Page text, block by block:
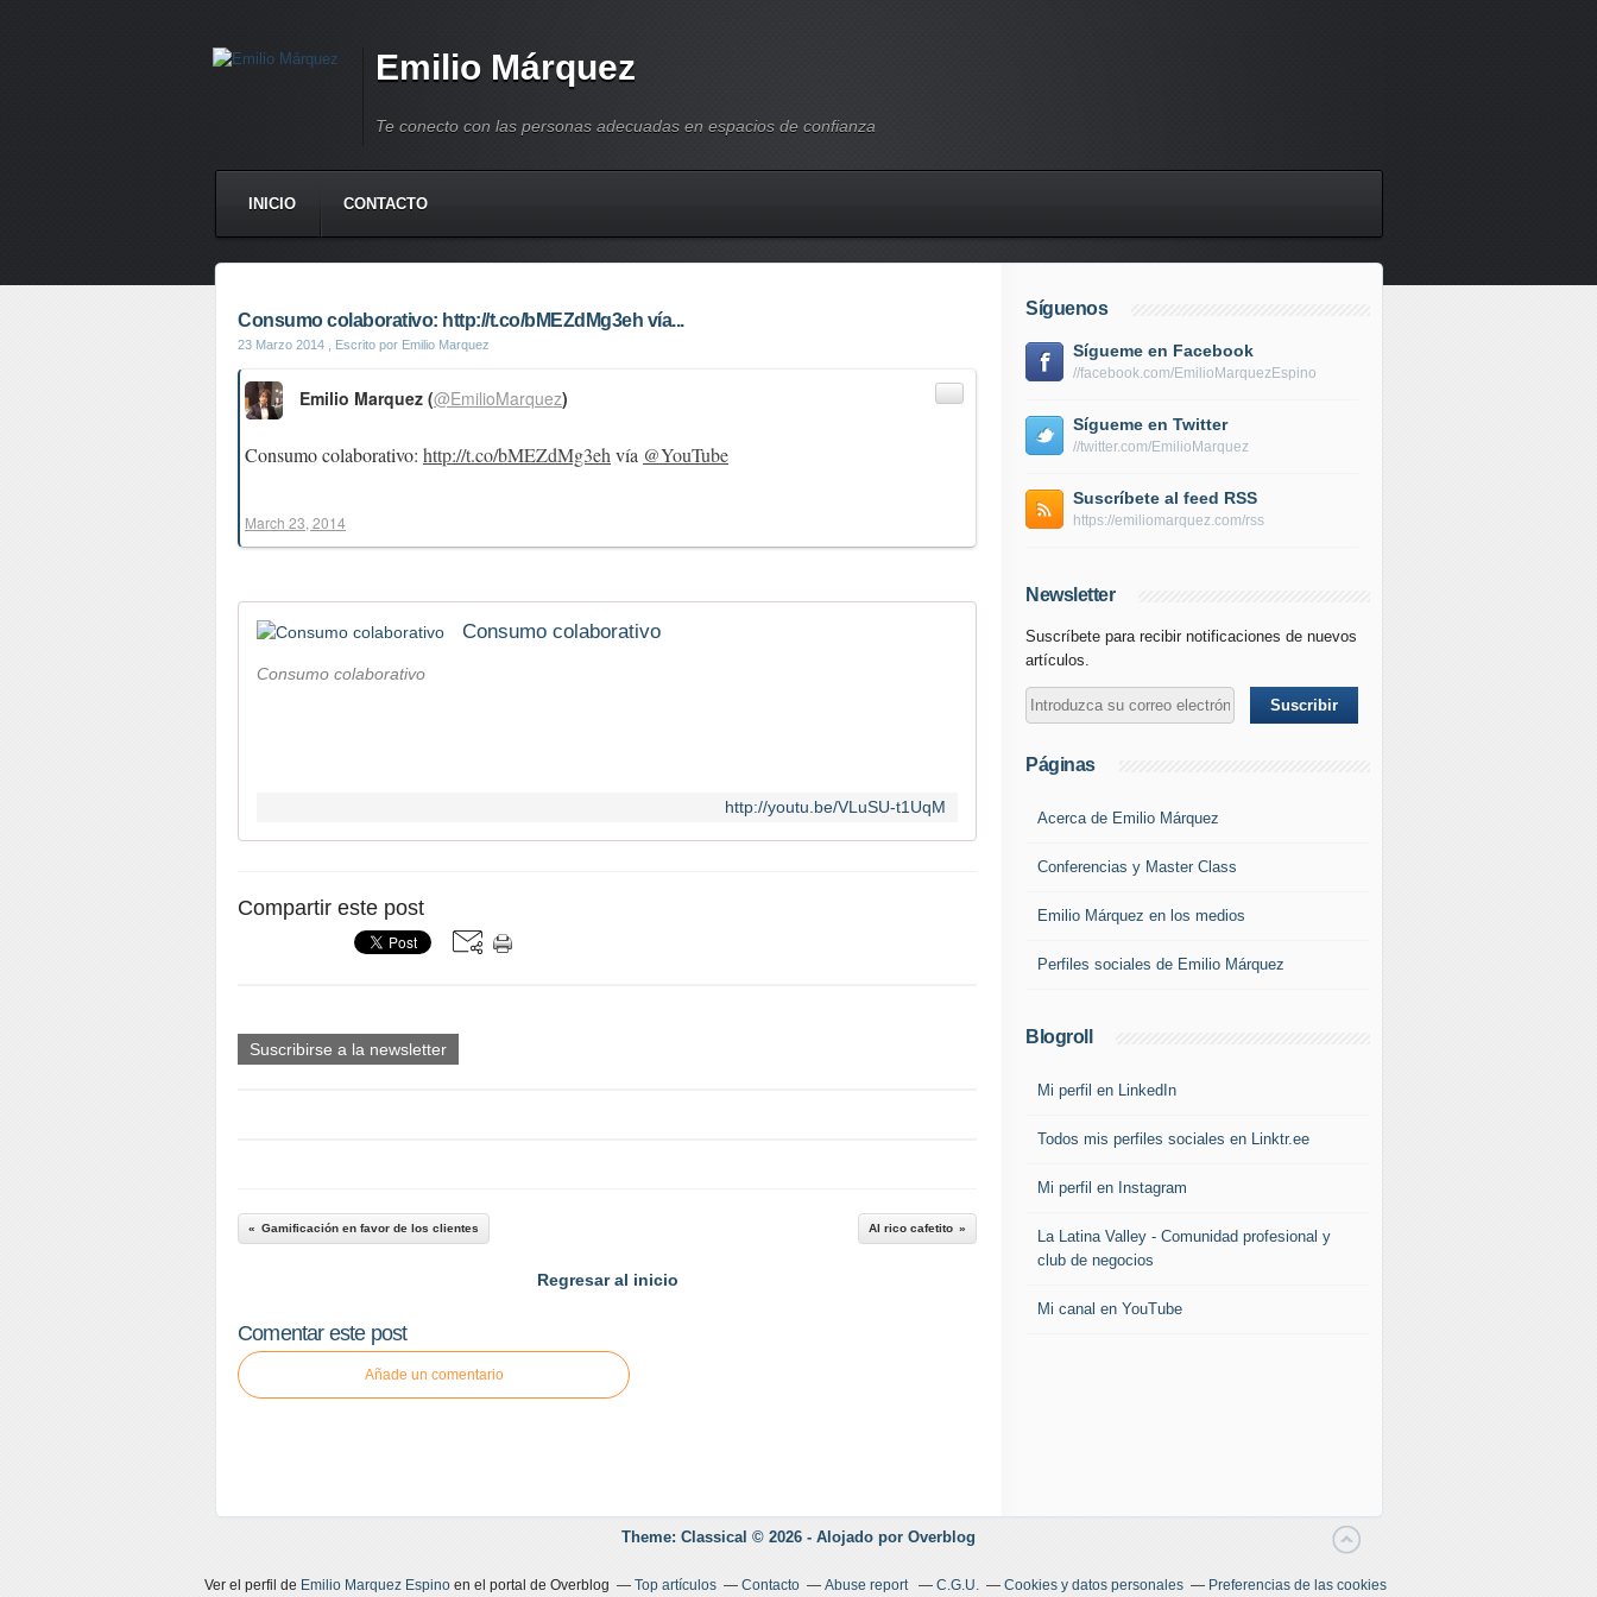
Emilio Márquez
Te conecto con las personas adecuadas en espacios de confianza
INICIO CONTACTO
Consumo colaborativo: http://t.co/bMEZdMg3eh vía...
23 Marzo 2014 , Escrito por Emilio Marquez
Consumo colaborativo: http://t.co/bMEZdMg3eh vía @YouTube
Emilio Marquez (@EmilioMarquez)
March 23, 2014
Consumo colaborativo
Consumo colaborativo
http://youtu.be/VLuSU-t1UqM
Compartir este post
Suscribirse a la newsletter
Gamificación en favor de los clientes Al rico cafetito
Regresar al inicio
Comentar este post
Añade un comentario
Síguenos
Sígueme en Facebook
//facebook.com/EmilioMarquezEspino
Sígueme en Twitter
//twitter.com/EmilioMarquez
Suscríbete al feed RSS
https://emiliomarquez.com/rss
Newsletter
Suscríbete para recibir notificaciones de nuevos
artículos.
Páginas
Acerca de Emilio Márquez
Conferencias y Master Class
Emilio Márquez en los medios
Perfiles sociales de Emilio Márquez
Blogroll
Mi perfil en LinkedIn
Todos mis perfiles sociales en Linktr.ee
Mi perfil en Instagram
La Latina Valley - Comunidad profesional y
club de negocios
Mi canal en YouTube
Theme: Classical © 2026 - Alojado por Overblog
Ver el perfil de Emilio Marquez Espinoen el portal de Overblog Top artículos Contacto Abuse report C.G.U. Cookies y datos personales Preferencias de las cookies